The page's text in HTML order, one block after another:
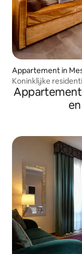
Appartement in
Koninklijke